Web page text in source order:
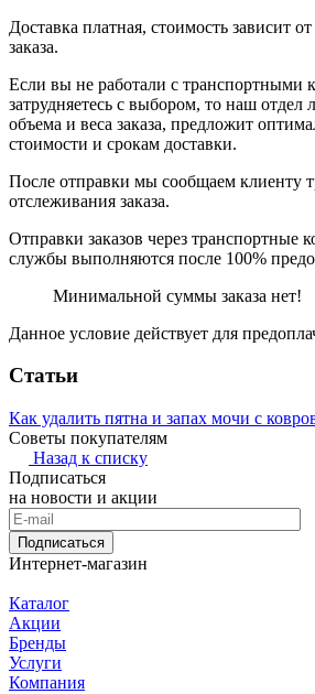
Доставка платная, стоимость зависит
заказа.
Если вы не работали с транспортными
затрудняетесь с выбором, то наш отдел
объема и веса заказа, предложит
стоимости и срокам доставки.
После отправки мы сообщаем клиенту
отслеживания заказа.
Отправки заказов через транспортные
службы выполняются после 100%
Минимальной суммы заказа нет!
Данное условие действует для
Статьи
Как удалить пятна и запах мочи с
Советы покупателям
Назад к списку
Подписаться
на новости и акции
Подписаться
Интернет-магазин
Каталог
Акции
Бренды
Услуги
Компания